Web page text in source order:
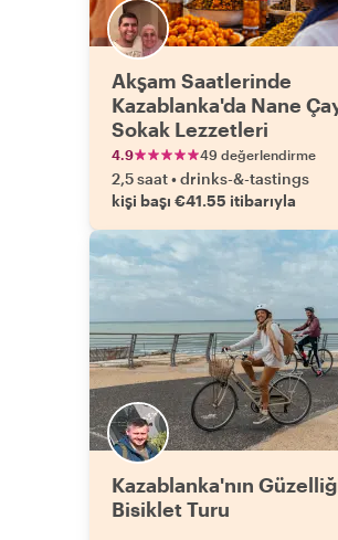
Akşam Saatlerinde
Kazablanka'da Nane
Sokak Lezzetleri
4.9 49 değerlendirme
2,5 saat•drinks-&-tastings
kişi başı €41.55 itibarıyla
Kazablanka'nın
Bisiklet Turu